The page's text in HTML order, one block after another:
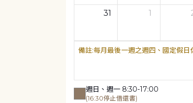
31 1
每月最後一週之週四、國定假日
週日、週一 8:30-17:00
(16:30停止借還書)